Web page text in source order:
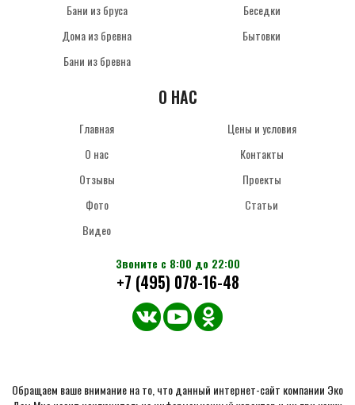
Бани из бруса
Дома из бревна
Бани из бревна
Беседки
Бытовки
О НАС
Главная
О нас
Отзывы
Фото
Видео
Цены и условия
Контакты
Проекты
Статьи
Звоните с 8:00 до 22:00
+7 (495) 078-16-48
Обращаем ваше внимание на то, что данный интернет-сайт компании Эко